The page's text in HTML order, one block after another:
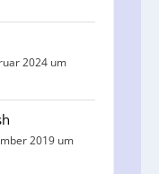
2024 um
2019 um